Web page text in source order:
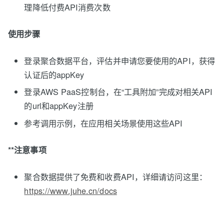
理降低付费API消费次数
使用步骤
登录聚合数据平台，评估并申请您要使用的API，获得
认证后的appKey
登录AWS PaaS控制台，在“工具附加”完成对相关API
的url和appKey注册
参考调用示例，在应用相关场景使用这些API
**注意事项
聚合数据提供了免费和收费API，详细请访问这里：
https://www.juhe.cn/docs